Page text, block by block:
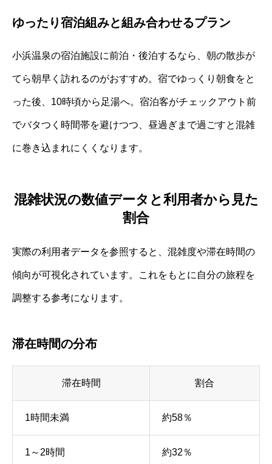
ゆったり宿泊組みと組み合わせるプラン
小浜温泉の宿泊施設に前泊・後泊するなら、朝の散歩が
てら朝早く訪れるのがおすすめ。宿でゆっくり朝食をと
った後、10時頃から足湯へ。宿泊客がチェックアウト前
でバタつく時間帯を避けつつ、昼過ぎまで過ごすと混雑
に巻き込まれにくくなります。
混雑状況の数値データと利用者から見た
割合
実際の利用者データを参照すると、混雑度や滞在時間の
傾向が可視化されています。これをもとに自分の旅程を
調整する参考になります。
滞在時間の分布
滞在時間 割合
1時間未満 約58％
1～2時間 約32％